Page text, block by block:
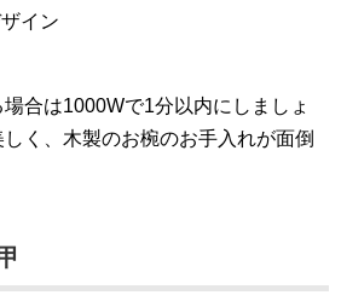
イン
合は1000Wで1分以内にしましょ
く、木製のお椀のお手入れが面倒